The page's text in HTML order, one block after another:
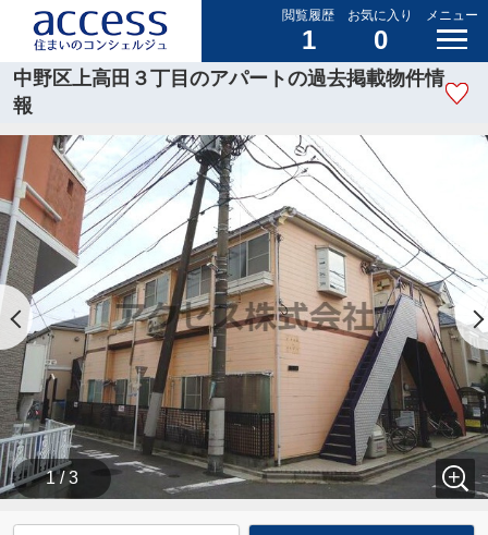
閲覧履歴
1
お気に入り
0
メニュー
中野区上高田３丁目のアパートの過去掲載物件情
報
1 / 3